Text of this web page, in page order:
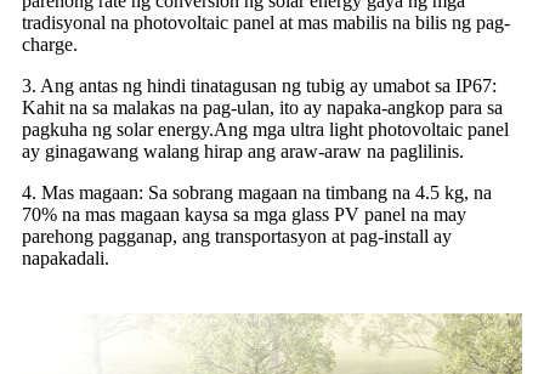
tradisyonal na photovoltaic panel at mas mabilis na bilis ng pag-
charge.
3. Ang antas ng hindi tinatagusan ng tubig ay umabot sa IP67:
Kahit na sa malakas na pag-ulan, ito ay napaka-angkop para sa
pagkuha ng solar energy.Ang mga ultra light photovoltaic panel
ay ginagawang walang hirap ang araw-araw na paglilinis.
4. Mas magaan: Sa sobrang magaan na timbang na 4.5 kg, na
70% na mas magaan kaysa sa mga glass PV panel na may
parehong pagganap, ang transportasyon at pag-install ay
napakadali.